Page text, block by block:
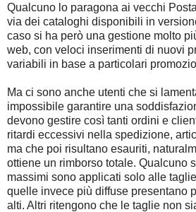
Qualcuno lo paragona ai vecchi
via dei cataloghi disponibili in
caso si ha però una gestione molto
web, con veloci inserimenti di nuovi
variabili in base a particolari
Ma ci sono anche utenti che si
impossibile garantire una
devono gestire così tanti ordini e
ritardi eccessivi nella spedizione,
ma che poi risultano esauriti,
ottiene un rimborso totale. Qualcuno
massimi sono applicati solo alle
quelle invece più diffuse presentano
alti. Altri ritengono che le taglie non